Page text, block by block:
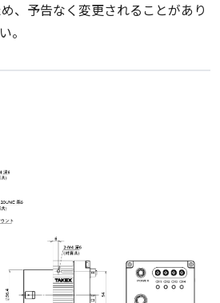
、予告なく変更されることがあり
。